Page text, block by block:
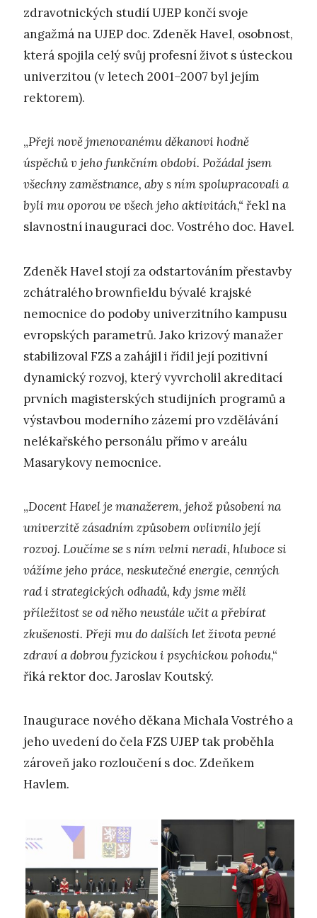
zdravotnických studií UJEP končí svoje
angažmá na UJEP doc. Zdeněk Havel, osobnost,
která spojila celý svůj profesní život s ústeckou
univerzitou (v letech 2001–2007 byl jejím
rektorem).
„Přeji nově jmenovanému děkanovi hodně
úspěchů v jeho funkčním období. Požádal jsem
všechny zaměstnance, aby s ním spolupracovali a
byli mu oporou ve všech jeho aktivitách,“ řekl na
slavnostní inauguraci doc. Vostrého doc. Havel.
Zdeněk Havel stojí za odstartováním přestavby
zchátralého brownfieldu bývalé krajské
nemocnice do podoby univerzitního kampusu
evropských parametrů. Jako krizový manažer
stabilizoval FZS a zahájil i řídil její pozitivní
dynamický rozvoj, který vyvrcholil akreditací
prvních magisterských studijních programů a
výstavbou moderního zázemí pro vzdělávání
nelékařského personálu přímo v areálu
Masarykovy nemocnice.
„Docent Havel je manažerem, jehož působení na
univerzitě zásadním způsobem ovlivnilo její
rozvoj. Loučíme se s ním velmi neradi, hluboce si
vážíme jeho práce, neskutečné energie, cenných
rad i strategických odhadů, kdy jsme měli
příležitost se od něho neustále učit a přebírat
zkušenosti. Přeji mu do dalších let života pevné
zdraví a dobrou fyzickou i psychickou pohodu,“
říká rektor doc. Jaroslav Koutský.
Inaugurace nového děkana Michala Vostrého a
jeho uvedení do čela FZS UJEP tak proběhla
zároveň jako rozloučení s doc. Zdeňkem
Havlem.